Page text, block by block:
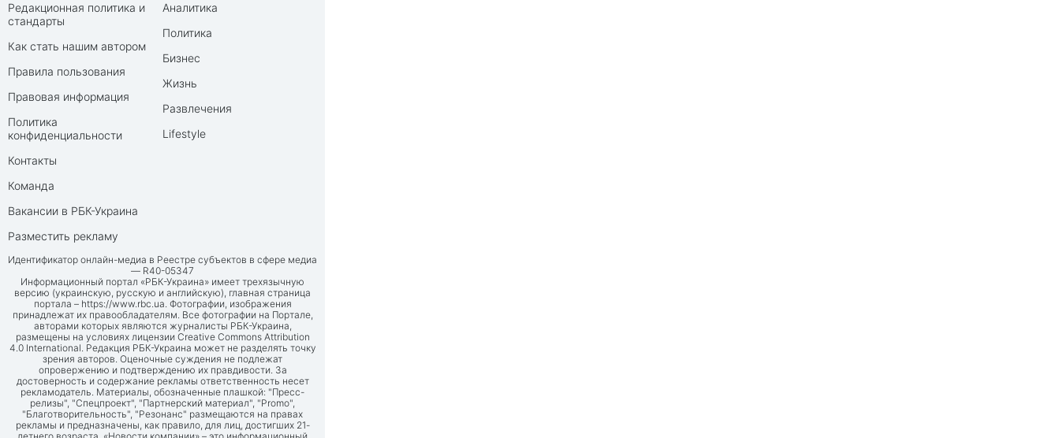
Редакционная политика и
стандарты
Как стать нашим автором
Правила пользования
Правовая информация
Политика
конфиденциальности
Контакты
Команда
Вакансии в РБК-Украина
Разместить рекламу
Аналитика
Политика
Бизнес
Жизнь
Развлечения
Lifestyle
Идентификатор онлайн-медиа в Реестре субъектов в сфере медиа
— R40-05347
Информационный портал «РБК-Украина» имеет трехязычную
версию (украинскую, русскую и английскую), главная страница
портала – https://www.rbc.ua. Фотографии, изображения
принадлежат их правообладателям. Все фотографии на Портале,
авторами которых являются журналисты РБК-Украина,
размещены на условиях лицензии Creative Commons Attribution
4.0 International. Редакция РБК-Украина может не разделять точку
зрения авторов. Оценочные суждения не подлежат
опровержению и подтверждению их правдивости. За
достоверность и содержание рекламы ответственность несет
рекламодатель. Материалы, обозначенные плашкой: "Пресс-
релизы", "Спецпроект", "Партнерский материал", "Promo",
"Благотворительность", "Резонанс" размещаются на правах
рекламы и предназначены, как правило, для лиц, достигших 21-